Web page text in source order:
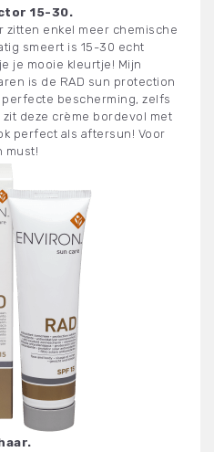
15-30.
zitten enkel meer chemische
smeert is 15-30 echt
je mooie kleurtje! Mijn
is de RAD sun protection
perfecte bescherming, zelfs
deze crème bordevol met
perfect als aftersun! Voor
must!